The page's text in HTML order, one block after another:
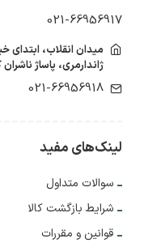
021-66956917
میدان انقلاب، ابتدای
ژاندارمری، پاساژ ناشران
021-66956918
لینک‌های مفید
سوالات متداول
شرایط بازگشت کالا
قوانین و مقررات